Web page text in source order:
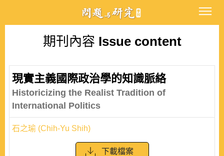
期刊內容 Issue content
現實主義國際政治學的知識脈絡
Historicizing the Realist Tradition of
International Politics
石之瑜 (Chih-Yu Shih)
下載檔案